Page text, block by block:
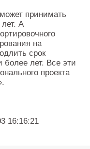
принимать
А
на
срок
более лет. Все эти
проекта
16:16:21